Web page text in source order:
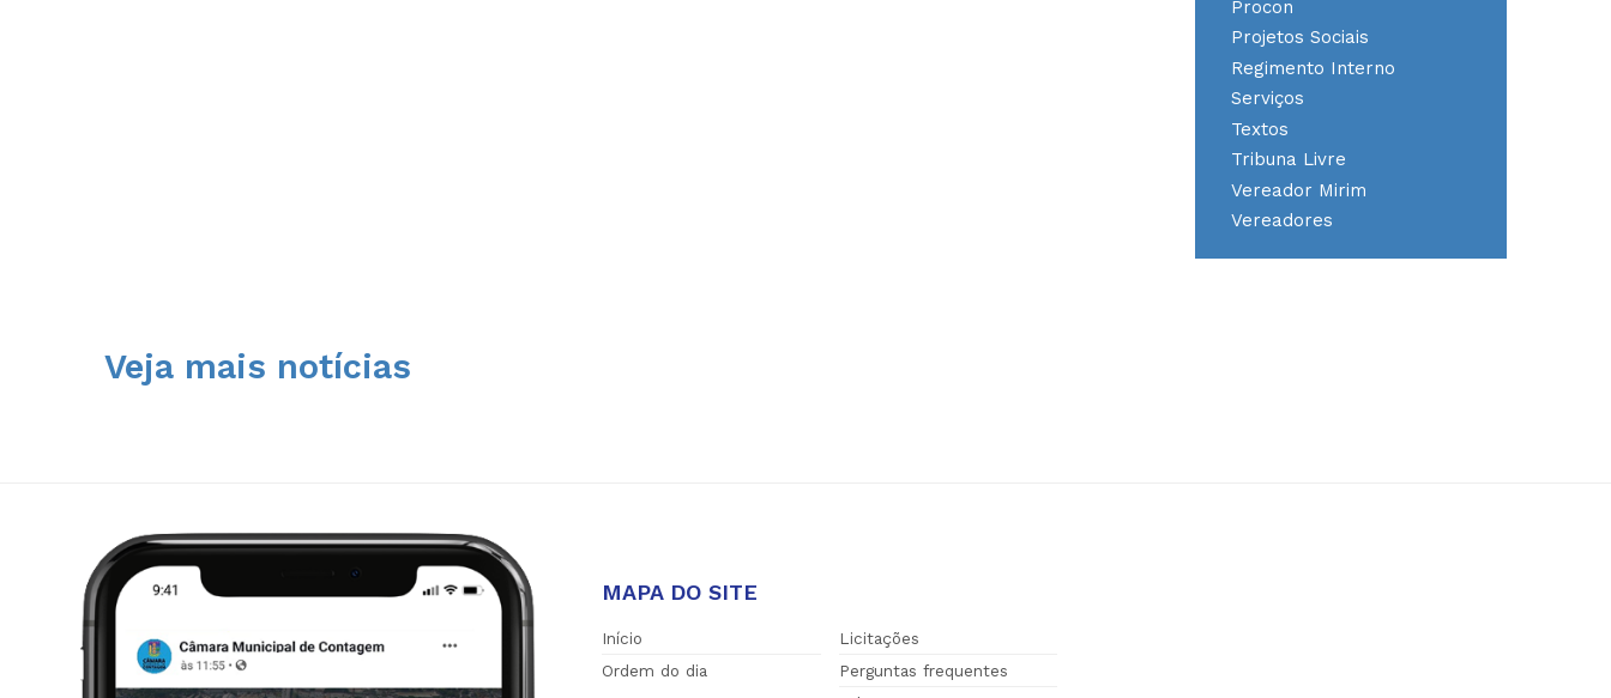
Procon
Projetos Sociais
Regimento Interno
Serviços
Textos
Tribuna Livre
Vereador Mirim
Vereadores
Veja mais notícias
MAPA DO SITE
Início
Ordem do dia
Licitações
Perguntas frequentes